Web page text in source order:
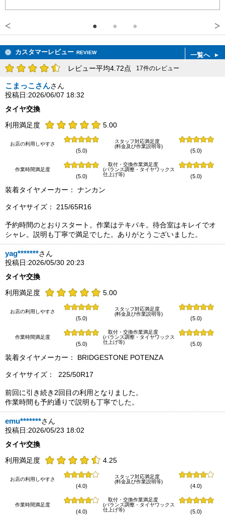
カスタマーレビュー REVIEW 一覧へ
レビュー平均4.72点 17件のレビュー
こまっこさんさん
投稿日:2026/06/07 18:32
タイヤ交換
利用満足度
5.00
お店の利用しやすさ
(5.0)
スタッフ対応満足度
(料金及び作業説明等)
(5.0)
作業時間満足度
(5.0)
取付・交換作業満足度
(バランス調整・タイヤワックス
仕上げ等)
(5.0)
装着タイヤメーカー： ナンカン
タイヤサイズ： 215/65R16
予約時間のとおりスタート。作業はテキパキ。待合室はキレイでオ
シャレ。説明も丁寧で満足でした。ありがとうございました。
yag*******さん
投稿日:2026/05/30 20:23
タイヤ交換
利用満足度
5.00
お店の利用しやすさ
(5.0)
スタッフ対応満足度
(料金及び作業説明等)
(5.0)
作業時間満足度
(5.0)
取付・交換作業満足度
(バランス調整・タイヤワックス
仕上げ等)
(5.0)
装着タイヤメーカー： BRIDGESTONE POTENZA
タイヤサイズ： 225/50R17
前回に引き続き2回目の利用となりました。
作業時間も予約通りで説明も丁寧でした。
emu*******さん
投稿日:2026/05/23 18:02
タイヤ交換
利用満足度
4.25
お店の利用しやすさ
(4.0)
スタッフ対応満足度
(料金及び作業説明等)
(4.0)
作業時間満足度
(4.0)
取付・交換作業満足度
(バランス調整・タイヤワックス
仕上げ等)
(5.0)